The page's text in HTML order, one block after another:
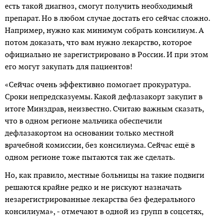
есть такой диагноз, смогут получить необходимый
препарат. Но в любом случае достать его сейчас сложно.
Например, нужно как минимум собрать консилиум. А
потом доказать, что вам нужно лекарство, которое
официально не зарегистрировано в России. И при этом
его могут закупать для пациентов!
«Сейчас очень эффективно помогает прокуратура.
Сроки непредсказуемы. Какой дефлазакорт закупит в
итоге Минздрав, неизвестно. Считаю важным сказать,
что в одном регионе мальчика обеспечили
дефлазакортом на основании только местной
врачебной комиссии, без консилиума. Сейчас ещё в
одном регионе тоже пытаются так же сделать.
Но, как правило, местные больницы на такие подвиги
решаются крайне редко и не рискуют назначать
незарегист­рированные лекарства без федерального
консилиума», - отмечают в одной из групп в соцсетях,